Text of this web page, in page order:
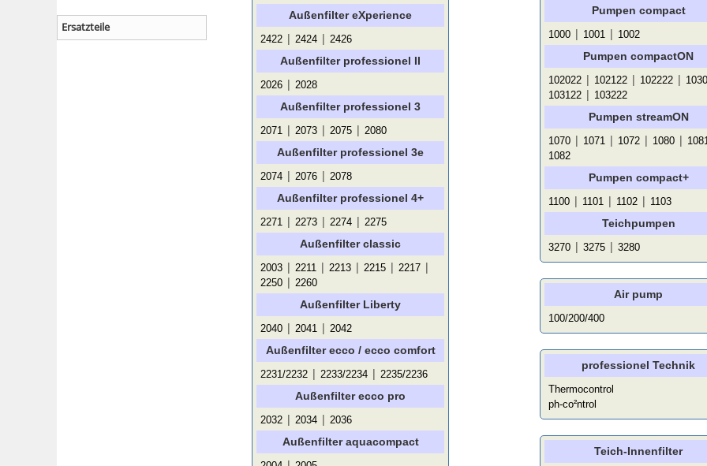
Außenfilter eXperience
2422 | 2424 | 2426
Außenfilter professionel II
2026 | 2028
Außenfilter professionel 3
2071 | 2073 | 2075 | 2080
Außenfilter professionel 3e
2074 | 2076 | 2078
Außenfilter professionel 4+
2271 | 2273 | 2274 | 2275
Außenfilter classic
2003 | 2211 | 2213 | 2215 | 2217 |
2250 | 2260
Außenfilter Liberty
2040 | 2041 | 2042
Außenfilter ecco / ecco comfort
2231/2232 | 2233/2234 | 2235/2236
Außenfilter ecco pro
2032 | 2034 | 2036
Außenfilter aquacompact
Pumpen compact
1000 | 1001 | 1002
Pumpen compactON
102022 | 102122 | 102222 |
103122 | 103222
Pumpen streamON
1070 | 1071 | 1072 | 1080 |
1082
Pumpen compact+
1100 | 1101 | 1102 | 1103
Teichpumpen
3270 | 3275 | 3280
Air pump
100/200/400
professionel Technik
Thermocontrol
ph-co²ntrol
Teich-Innenfilter
Ersatzteile